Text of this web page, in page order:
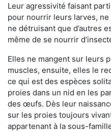
Leur agressivité faisant
pour nourrir leurs larves, ne
ne détruisant que d’autres
même de se nourrir
Elles ne mangent sur leurs
muscles, ensuite, elles le
ce qui est des espèces
proies dans un nid en les
des œufs. Dès leur
sur les proies toujours
appartenant à la sous-